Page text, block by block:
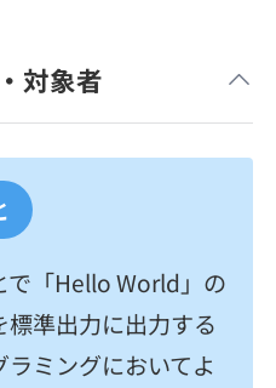
対象者
で「Hello World」の
準出力に出力する
ミングにおいてよ